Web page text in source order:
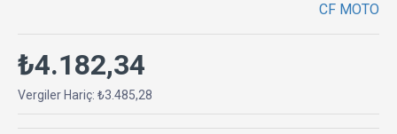
CF MOTO
₺4.182,34
Vergiler Hariç: ₺3.485,28